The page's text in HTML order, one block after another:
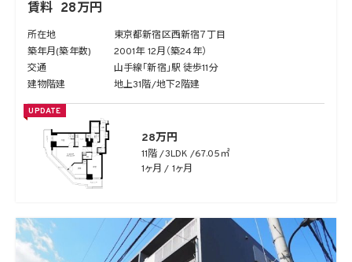
賃料 28万円
所在地
東京都新宿区西新宿７丁目
築年月(築年数)
2001年 12月（築24年）
交通
山手線「新宿」駅 徒歩11分
建物階建
地上31階/地下2階建
UPDATE
28万円
11階 3LDK
67.05㎡
1ヶ月 / 1ヶ月